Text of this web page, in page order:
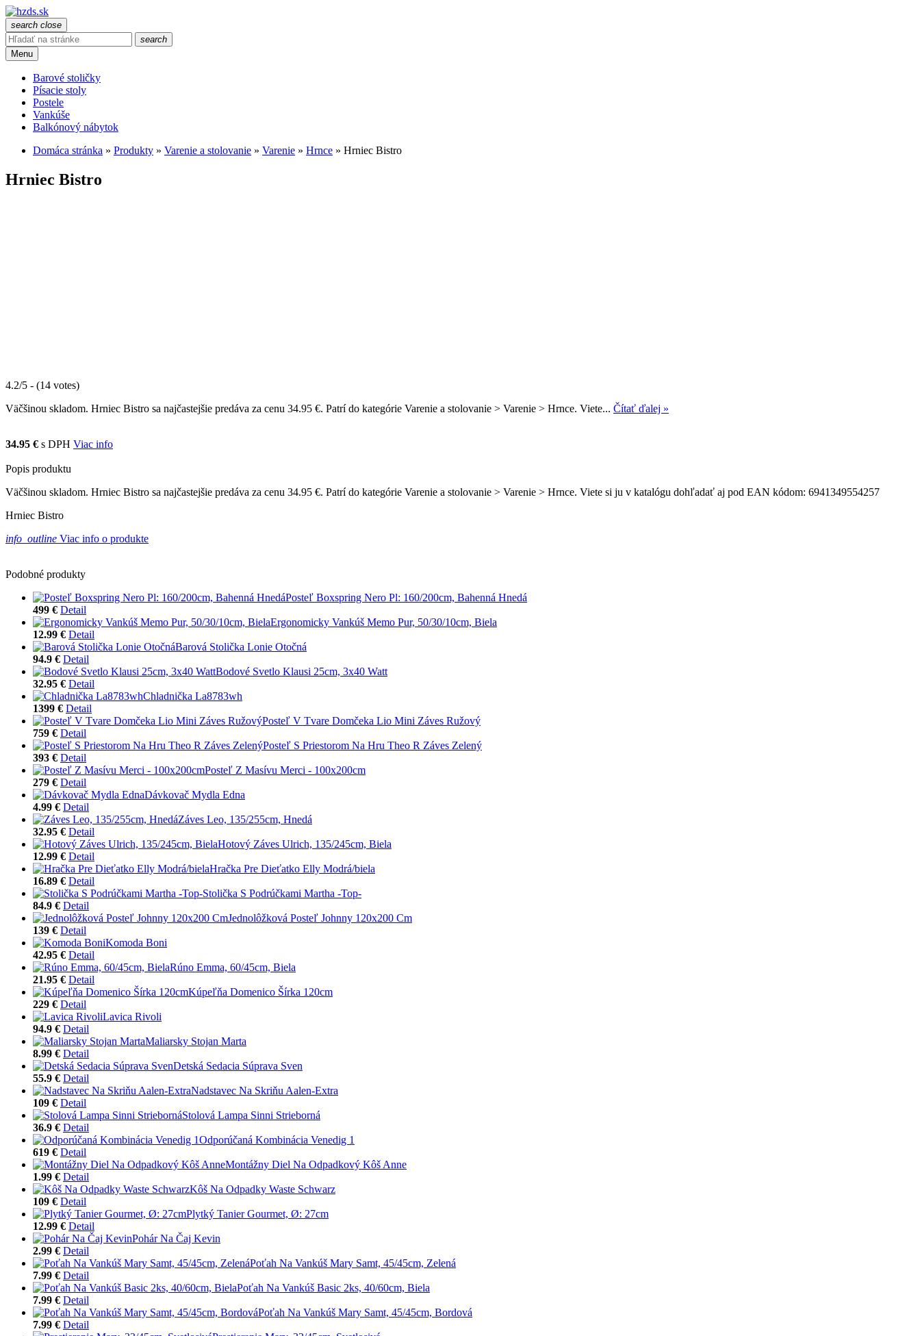
search close
search
Menu
Barové stoličky
Písacie stoly
Postele
Vankúše
Balkónový nábytok
Domáca stránka » Produkty » Varenie a stolovanie » Varenie » Hrnce » Hrniec Bistro
Hrniec Bistro
4.2/5 - (14 votes)
Väčšinou skladom. Hrniec Bistro sa najčastejšie predáva za cenu 34.95 €. Patrí do kategórie Varenie a stolovanie > Varenie > Hrnce. Viete... Čítať ďalej »
34.95 € s DPH Viac info
Popis produktu
Väčšinou skladom. Hrniec Bistro sa najčastejšie predáva za cenu 34.95 €. Patrí do kategórie Varenie a stolovanie > Varenie > Hrnce. Viete si ju v katalógu dohľadať aj pod EAN kódom: 6941349554257
Hrniec Bistro
info_outline Viac info o produkte
Podobné produkty
Posteľ Boxspring Nero Pl: 160/200cm, Bahenná Hnedá
499 € Detail
Ergonomicky Vankúš Memo Pur, 50/30/10cm, Biela
12.99 € Detail
Barová Stolička Lonie Otočná
94.9 € Detail
Bodové Svetlo Klausi 25cm, 3x40 Watt
32.95 € Detail
Chladnička La8783wh
1399 € Detail
Posteľ V Tvare Domčeka Lio Mini Záves Ružový
759 € Detail
Posteľ S Priestorom Na Hru Theo R Záves Zelený
393 € Detail
Posteľ Z Masívu Merci - 100x200cm
279 € Detail
Dávkovač Mydla Edna
4.99 € Detail
Záves Leo, 135/255cm, Hnedá
32.95 € Detail
Hotový Záves Ulrich, 135/245cm, Biela
12.99 € Detail
Hračka Pre Dieťatko Elly Modrá/biela
16.89 € Detail
Stolička S Podrúčkami Martha -Top-
84.9 € Detail
Jednolôžková Posteľ Johnny 120x200 Cm
139 € Detail
Komoda Boni
42.95 € Detail
Rúno Emma, 60/45cm, Biela
21.95 € Detail
Kúpeľňa Domenico Šírka 120cm
229 € Detail
Lavica Rivoli
94.9 € Detail
Maliarsky Stojan Marta
8.99 € Detail
Detská Sedacia Súprava Sven
55.9 € Detail
Nadstavec Na Skriňu Aalen-Extra
109 € Detail
Stolová Lampa Sinni Strieborná
36.9 € Detail
Odporúčaná Kombinácia Venedig 1
619 € Detail
Montážny Diel Na Odpadkový Kôš Anne
1.99 € Detail
Kôš Na Odpadky Waste Schwarz
109 € Detail
Plytký Tanier Gourmet, Ø: 27cm
12.99 € Detail
Pohár Na Čaj Kevin
2.99 € Detail
Poťah Na Vankúš Mary Samt, 45/45cm, Zelená
7.99 € Detail
Poťah Na Vankúš Basic 2ks, 40/60cm, Biela
7.99 € Detail
Poťah Na Vankúš Mary Samt, 45/45cm, Bordová
7.99 € Detail